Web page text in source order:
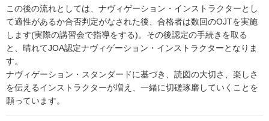
この後の流れとしては、ナヴィゲーション・インストラクターとし
て適性があるか合否判定がなされた後、合格者は数回のOJTを実施
します(実際の講習会で指導をする)。その後認定の手続きを取る
と、晴れてJOA認定ナヴィゲーション・インストラクターとなりま
す。
ナヴィゲーション・スタンダードに基づき、読図の大切さ、楽しさ
を伝えるインストラクターが増え、一緒に切磋琢磨していくことを
願っています。